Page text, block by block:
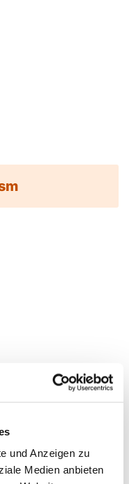
und Anzeigen zu
Medien anbieten
an